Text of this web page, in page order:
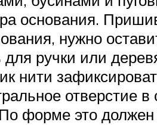
основания.
нужно
ручки или
нити
отверстие в
форме это